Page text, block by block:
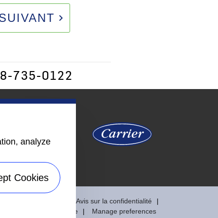
keyboard_arrow_right
735-0122
Avis sur la confidentialité
Plan de site Manage preferences
analyze
Cookies